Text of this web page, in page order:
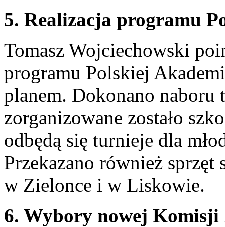
5. Realizacja programu
Tomasz Wojciechowski
programu Polskiej
planem. Dokonano naboru
zorganizowane zostało
odbędą się turnieje dla
Przekazano również
w Zielonce i w Liskowie.
6. Wybory nowej Komisji